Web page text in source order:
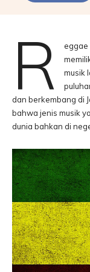
R
eggae
musik
dan berkembang di
bahwa jenis musik
dunia bahkan di